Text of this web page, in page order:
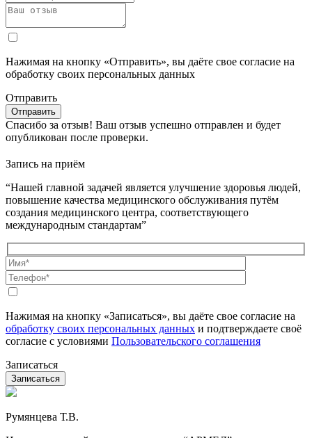
Нажимая на кнопку «Отправить», вы даёте свое согласие на
обработку своих персональных данных
Отправить
Спасибо за отзыв! Ваш отзыв успешно отправлен и будет
опубликован после проверки.
Запись на приём
“Нашей главной задачей является улучшение здоровья людей,
повышение качества медицинского обслуживания путём
создания медицинского центра, соответствующего
международным стандартам”
Нажимая на кнопку «Записаться», вы даёте свое согласие на
обработку своих персональных данных и подтверждаете своё
согласие с условиями Пользовательского соглашения
Записаться
Румянцева Т.В.